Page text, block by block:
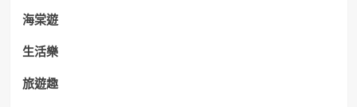
海棠遊
生活樂
旅遊趣